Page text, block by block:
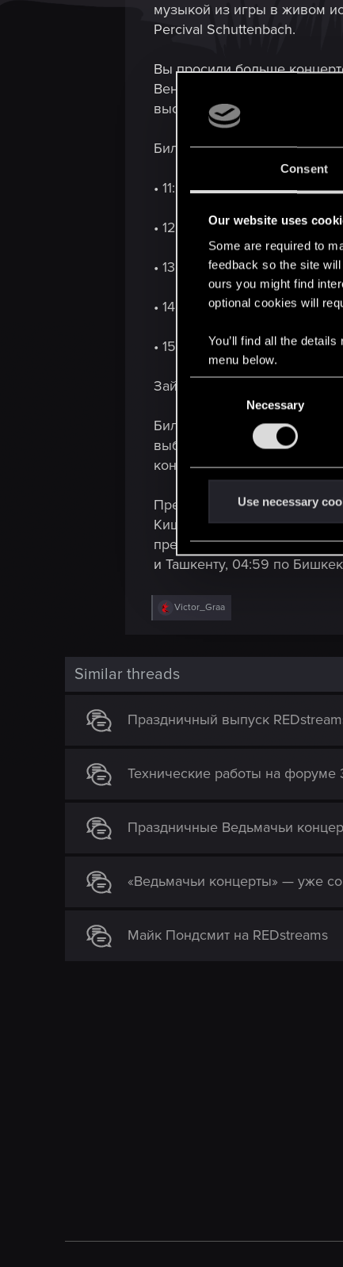
Consent
Our website uses
Some are required to
feedback so the site
ours you might find
optional cookies will
You’ll find all the
menu below.
e
l
c
t
Necessary
Use necessary
музыкой из игры в живом
Percival Schuttenbach.
Вы просили больше
Венгрию, Ирландию,
выступали в этом году:
Билеты поступят в продажу
• 11:00 по Киеву и Кишиневу
• 12:00 по Москве и Минску
• 13:00 по Баку
• 14:00 по Астане и Ташкенту
• 15:00 по Бишкеку
Зайдите на
Билеты на европейский
выбрать лучшие места, мы
концертов», обязательно
Предварительная продажа
Кишиневу, 14:00 по Минску
предпродажа закроется в
и Ташкенту, 04:59 по
R
e
t
i
o
n
:
Victor_Graa
Similar threads
Праздничный выпуск
Технические работы на форуме
Праздничные Ведьмачьи
«Ведьмачьи концерты» — уже
Майк Пондсмит на REDstreams